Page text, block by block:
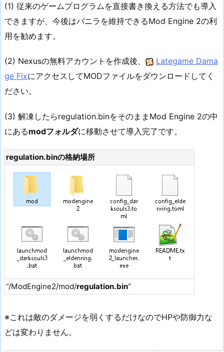
(1) 従来のゲームプログラムを直接書き換える方法でも導入
できますが、今後はバニラを維持できるMod Engine 2の利
用を勧めます。
(2) Nexusの無料アカウントを作成後、
Lategame Dama
ge FixにアクセスしてMODファイルをダウンロードしてく
ださい。
(3) 解凍したらregulation.binをそのままMod Engine 2の中
にあるmodフォルダに移動させて導入完了です。
regulation.binの格納場所
“/ModEngine2/mod/regulation.bin“
※これは敵のダメージを弱くするだけなのでHPや防御力な
どは変わりません。